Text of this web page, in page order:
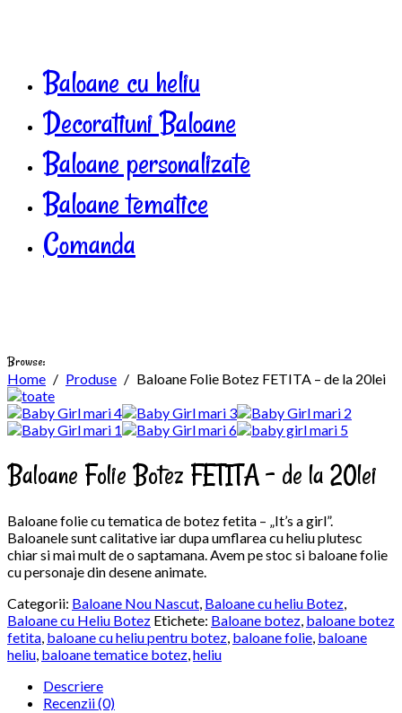
Baloane cu heliu
Decoratiuni Baloane
Baloane personalizate
Baloane tematice
Comanda
Browse:
Home
Produse Baloane Folie Botez FETITA – de la 20lei
Baloane Folie Botez FETITA – de la 20lei
Baloane folie cu tematica de botez fetita – „It’s a girl”.
Baloanele sunt calitative iar dupa umflarea cu heliu plutesc
chiar si mai mult de o saptamana. Avem pe stoc si baloane folie
cu personaje din desene animate.
Categorii: Baloane Nou Nascut, Baloane cu heliu Botez,
Baloane cu Heliu Botez Etichete: Baloane botez, baloane botez
fetita, baloane cu heliu pentru botez, baloane folie, baloane
heliu, baloane tematice botez,heliu
Descriere
Recenzii (0)